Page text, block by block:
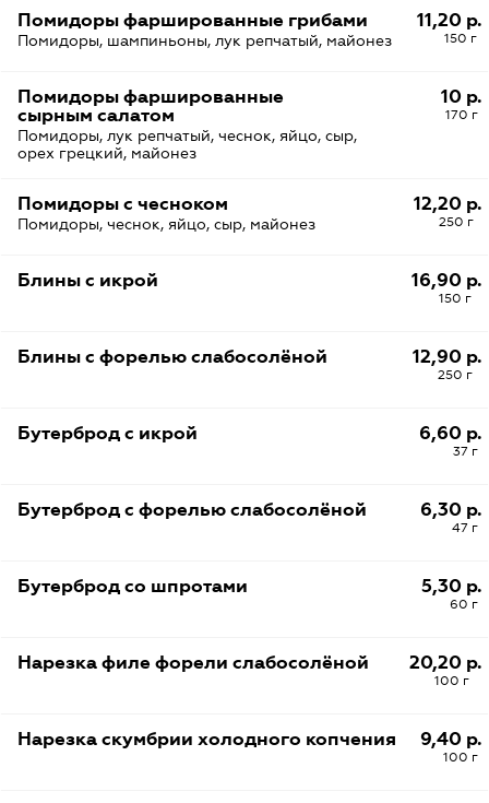
11,20 р.
150 г
Помидоры фаршированные грибами
Помидоры, шампиньоны, лук репчатый, майонез
10 р.
170 г
Помидоры фаршированные
сырным салатом
Помидоры, лук репчатый, чеснок, яйцо, сыр,
орех грецкий, майонез
12,20 р.
250 г
Помидоры с чесноком
Помидоры, чеснок, яйцо, сыр, майонез
16,90 р.
150 г
Блины с икрой
12,90 р.
250 г
Блины с форелью слабосолёной
6,60 р.
37 г
Бутерброд с икрой
6,30 р.
47 г
Бутерброд с форелью слабосолёной
5,30 р.
60 г
Бутерброд со шпротами
20,20 р.
100 г
Нарезка филе форели слабосолёной
9,40 р.
100 г
Нарезка скумбрии холодного копчения